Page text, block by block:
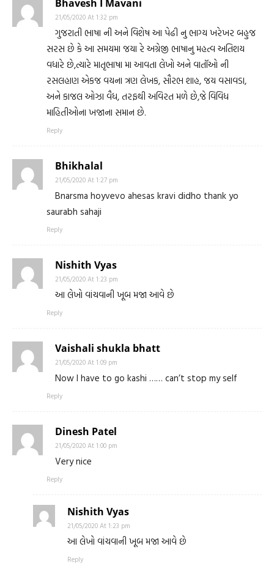
Bhavesh I Mavani
21/05/2020 At 1:32 pm
ગુજરાતી ભાષા ની અને વિશેષ આ પેઢી નુ ભાગ્ય ખરેખર બહુજ
સરસ છે કે આ સમયમા જયા રે અગ્રેજી ભાષાનુ મહત્વ અતિશય
વધારે છે,ત્યારે માતૃભાષા મા આવતા લેખો અને વાતૉઓ ની
રસલહાણ એકજ વયના ત્રણ લેખક, સૌરભ શાહ, જય વસાવડા,
અને કાજલ ઓઝા વૈધ, તરફથી અવિરત મળે છે,જે વિવિધ
માહિતીઓના ખજાના સમાન છે.
Reply
Bhikhalal
21/05/2020 At 1:27 pm
Bnarsma hoyvevo ahesas kravi didho thank yo
saurabh sahaji
Reply
Nishith Vyas
21/05/2020 At 1:23 pm
આ લેખો વાંચવાની ખૂબ મજા આવે છે
Reply
Vaishali shukla bhatt
21/05/2020 At 1:09 pm
Now I have to go kashi …… can’t stop my self
Reply
Dinesh Patel
21/05/2020 At 1:00 pm
Very nice
Reply
Nishith Vyas
21/05/2020 At 1:23 pm
આ લેખો વાંચવાની ખૂબ મજા આવે છે
Reply